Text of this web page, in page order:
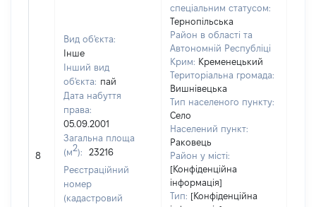
8
Вид об'єкта:
Інше
Інший вид
об'єкта: пай
Дата набуття
права:
05.09.2001
Загальна площа
(м2):
23216
Реєстраційний
номер
(кадастровий
спеціальним статусом:
Тернопільська
Район в області та
Автономній Республіці
Крим: Кременецький
Територіальна громада:
Вишнівецька
Тип населеного пункту:
Село
Населений пункт:
Раковець
Район у місті:
[Конфіденційна
інформація]
Тип: [Конфіденційна